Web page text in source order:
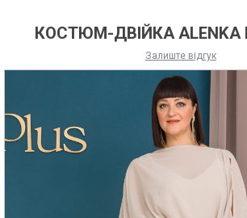
КОСТЮМ-ДВІЙКА ALENKA
Залиште відгук